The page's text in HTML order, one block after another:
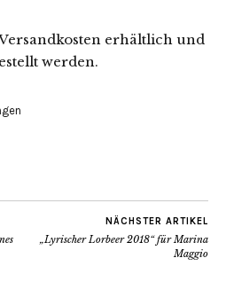
erhältlich und
werden.
NÄCHSTER ARTIKEL
„Lyrischer Lorbeer 2018“ für Marina
Maggio